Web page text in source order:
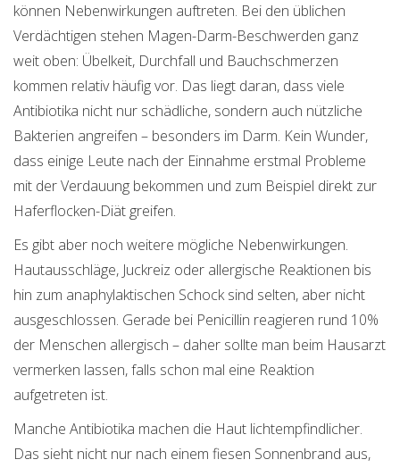
können Nebenwirkungen auftreten. Bei den üblichen
Verdächtigen stehen Magen-Darm-Beschwerden ganz
weit oben: Übelkeit, Durchfall und Bauchschmerzen
kommen relativ häufig vor. Das liegt daran, dass viele
Antibiotika nicht nur schädliche, sondern auch nützliche
Bakterien angreifen – besonders im Darm. Kein Wunder,
dass einige Leute nach der Einnahme erstmal Probleme
mit der Verdauung bekommen und zum Beispiel direkt zur
Haferflocken-Diät greifen.
Es gibt aber noch weitere mögliche Nebenwirkungen.
Hautausschläge, Juckreiz oder allergische Reaktionen bis
hin zum anaphylaktischen Schock sind selten, aber nicht
ausgeschlossen. Gerade bei Penicillin reagieren rund 10%
der Menschen allergisch – daher sollte man beim Hausarzt
vermerken lassen, falls schon mal eine Reaktion
aufgetreten ist.
Manche Antibiotika machen die Haut lichtempfindlicher.
Das sieht nicht nur nach einem fiesen Sonnenbrand aus,